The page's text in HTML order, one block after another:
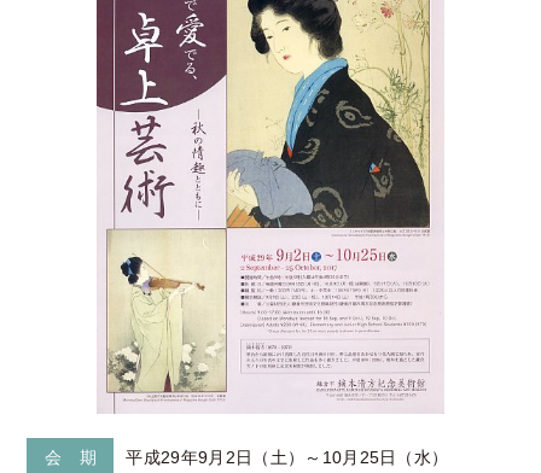
会 期 平成29年9月2日（土）～10月25日（水）